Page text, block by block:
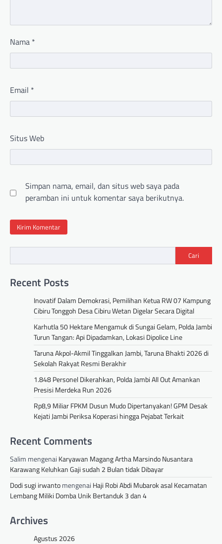
Nama *
Email *
Situs Web
Simpan nama, email, dan situs web saya pada
peramban ini untuk komentar saya berikutnya.
Cari
Recent Posts
Inovatif Dalam Demokrasi, Pemilihan Ketua RW 07 Kampung
Cibiru Tonggoh Desa Cibiru Wetan Digelar Secara Digital
Karhutla 50 Hektare Mengamuk di Sungai Gelam, Polda Jambi
Turun Tangan: Api Dipadamkan, Lokasi Dipolice Line
Taruna Akpol-Akmil Tinggalkan Jambi, Taruna Bhakti 2026 di
Sekolah Rakyat Resmi Berakhir
1.848 Personel Dikerahkan, Polda Jambi All Out Amankan
Presisi Merdeka Run 2026
Rp8,9 Miliar FPKM Dusun Mudo Dipertanyakan! GPM Desak
Kejati Jambi Periksa Koperasi hingga Pejabat Terkait
Recent Comments
Salim mengenai Karyawan Magang Artha Marsindo Nusantara
Karawang Keluhkan Gaji sudah 2 Bulan tidak Dibayar
Dodi sugi irwantomengenai Haji Robi Abdi Mubarok asal Kecamatan
Lembang Miliki Domba Unik Bertanduk 3 dan 4
Archives
Agustus 2026